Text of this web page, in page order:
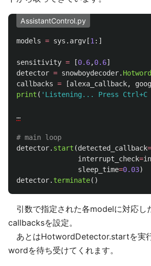
AssistantControl.py
models = sys . argv [1 :]
sensitivity = [0.6,0.6]
detector = snowboydecoder.
callbacks = [alexa_callback,
print ( ' Listening... Press
…
detector. start (detected_callback=
interrupt_check=
sleep_time=0.03)
detector. terminate()
引数で指定された各modelに対応し
callbacksを設定。
あとはHotwordDetector.startを実
wordを待ち受けてくれます。